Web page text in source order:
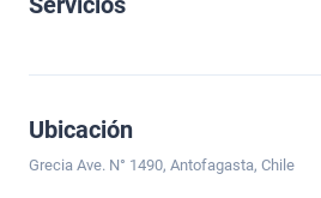
Ubicación
Grecia Ave. N° 1490, Antofagasta, Chile